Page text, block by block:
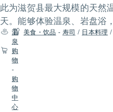
此为滋贺县最大规模的天然
天。能够体验温泉、岩盘浴
温
泉
美食・饮品 - 寿司 / 日本料理
购
物
-
购
物
中
心